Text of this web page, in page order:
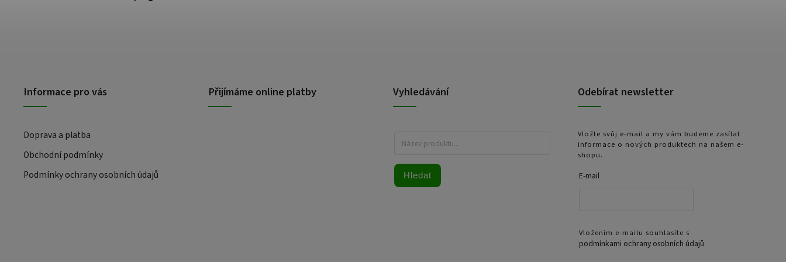
Informace pro vás
Doprava a platba
Obchodní podmínky
Podmínky ochrany osobních údajů
Přijímáme online platby Vyhledávání
Hledat
Odebírat newsletter
Vložte svůj e-mail a my vám budeme zasílat
informace o nových produktech na našem e-
shopu.
E-mail
Vložením e-mailu souhlasíte s
podmínkami ochrany osobních údajů